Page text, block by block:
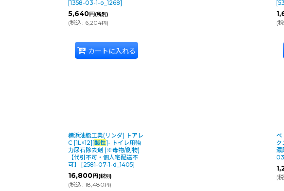
[1358-03-1-o_1268]
5,640円 (税別)
(税込: 6,204円)
カートに入れる
[
(
横浜油脂工業(リンダ) トアレ
C [1L×12][酸性]- トイレ用強
力尿石除去剤 (※毒物/劇物)
【代引不可・個人宅配送不
可】
[2581-07-1-d_1405]
16,800円 (税別)
(税込: 18,480円)
ベ
濃
(